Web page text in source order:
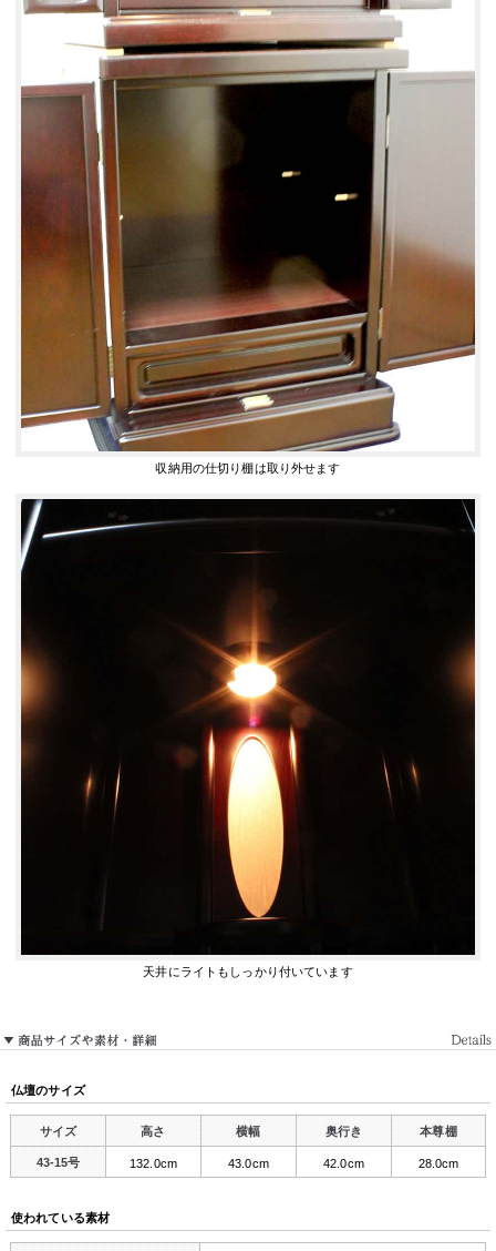
収納用の仕切り棚は取り外せます
天井にライトもしっかり付いています
仏壇のサイズ
サイズ 高さ 横幅 奥行き 本尊棚
43-15号 132.0cm 43.0cm 42.0cm 28.0cm
使われている素材